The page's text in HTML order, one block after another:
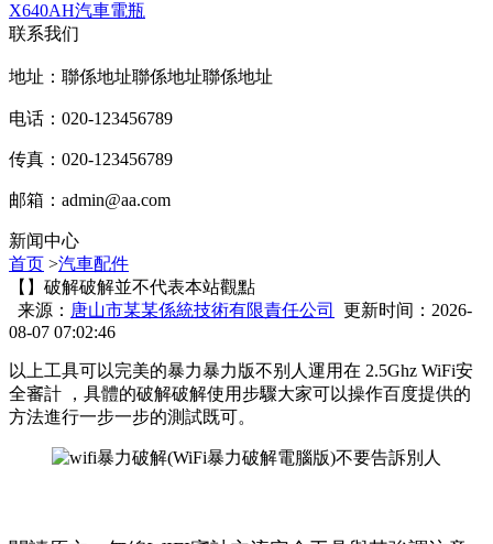
X640AH汽車電瓶
联系我们
地址：聯係地址聯係地址聯係地址
电话：020-123456789
传真：020-123456789
邮箱： admin@aa.com
新闻中心
首页 >汽車配件
【】破解破解並不代表本站觀點
来源： 唐山市某某係統技術有限責任公司
更新时间：2026-
08-07 07:02:46
以上工具可以完美的暴力暴力版不别人運用在 2.5Ghz WiFi安
全審計 ，具體的破解破解使用步驟大家可以操作百度提供的
方法進行一步一步的測試既可 。